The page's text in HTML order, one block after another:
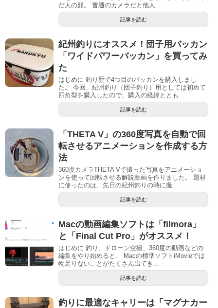
だ人の顔。 普通のカメラだと他人...
記事を読む
紀州釣りにオススメ！団子用バッカン
「ワイドパワーバッカン」を買ってみ
た
はじめに 釣り歴で4つ目のバッカンを購入しまし
た。 今回、紀州釣り（団子釣り）用としては初めて
四角型を購入したので、購入の経緯ととも...
記事を読む
「THETA V」の360度写真を自動で回
転させるアニメーションを作成する方
法
360度カメラTHETA Vで撮った写真をアニメーショ
ンを使って回転させる解説動画を作りました。 題材
に使ったのは、先日の紀州釣りの時に撮...
記事を読む
Macの動画編集ソフトは「filmora」
と「Final Cut Pro」がオススメ！
はじめに 釣り、ドローン空撮、360度の動画などの
編集をやり始めると、 Macの標準ソフトiMovieでは
物足りないことがたくさん出てき...
記事を読む
釣りに最適なキャリーは「マグナカー